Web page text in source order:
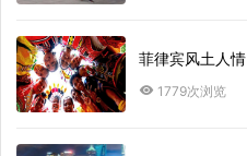
菲律宾风土人情
1779次浏览